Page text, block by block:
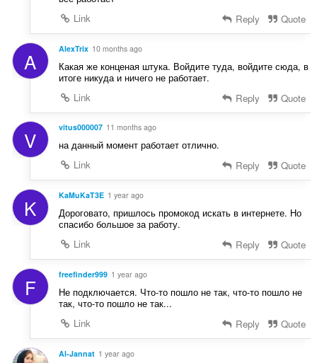
Link
Reply Quote
A AlexTrix 10 months ago
Какая же конценая штука. Войдите туда, войдите сюда, в
итоге никуда и ничего не работает.
Link
Reply Quote
V vitus000007 11 months ago
на данный момент работает отлично.
Link
Reply Quote
K KaMuKaT3E 1 year ago
Дороговато, пришлось промокод искать в интернете. Но
спасибо большое за работу.
Link
Reply Quote
F freefinder999 1 year ago
Не подключается. Что-то пошло не так, что-то пошло не
так, что-то пошло не так...
Link
Reply Quote
Al-Jannat 1 year ago